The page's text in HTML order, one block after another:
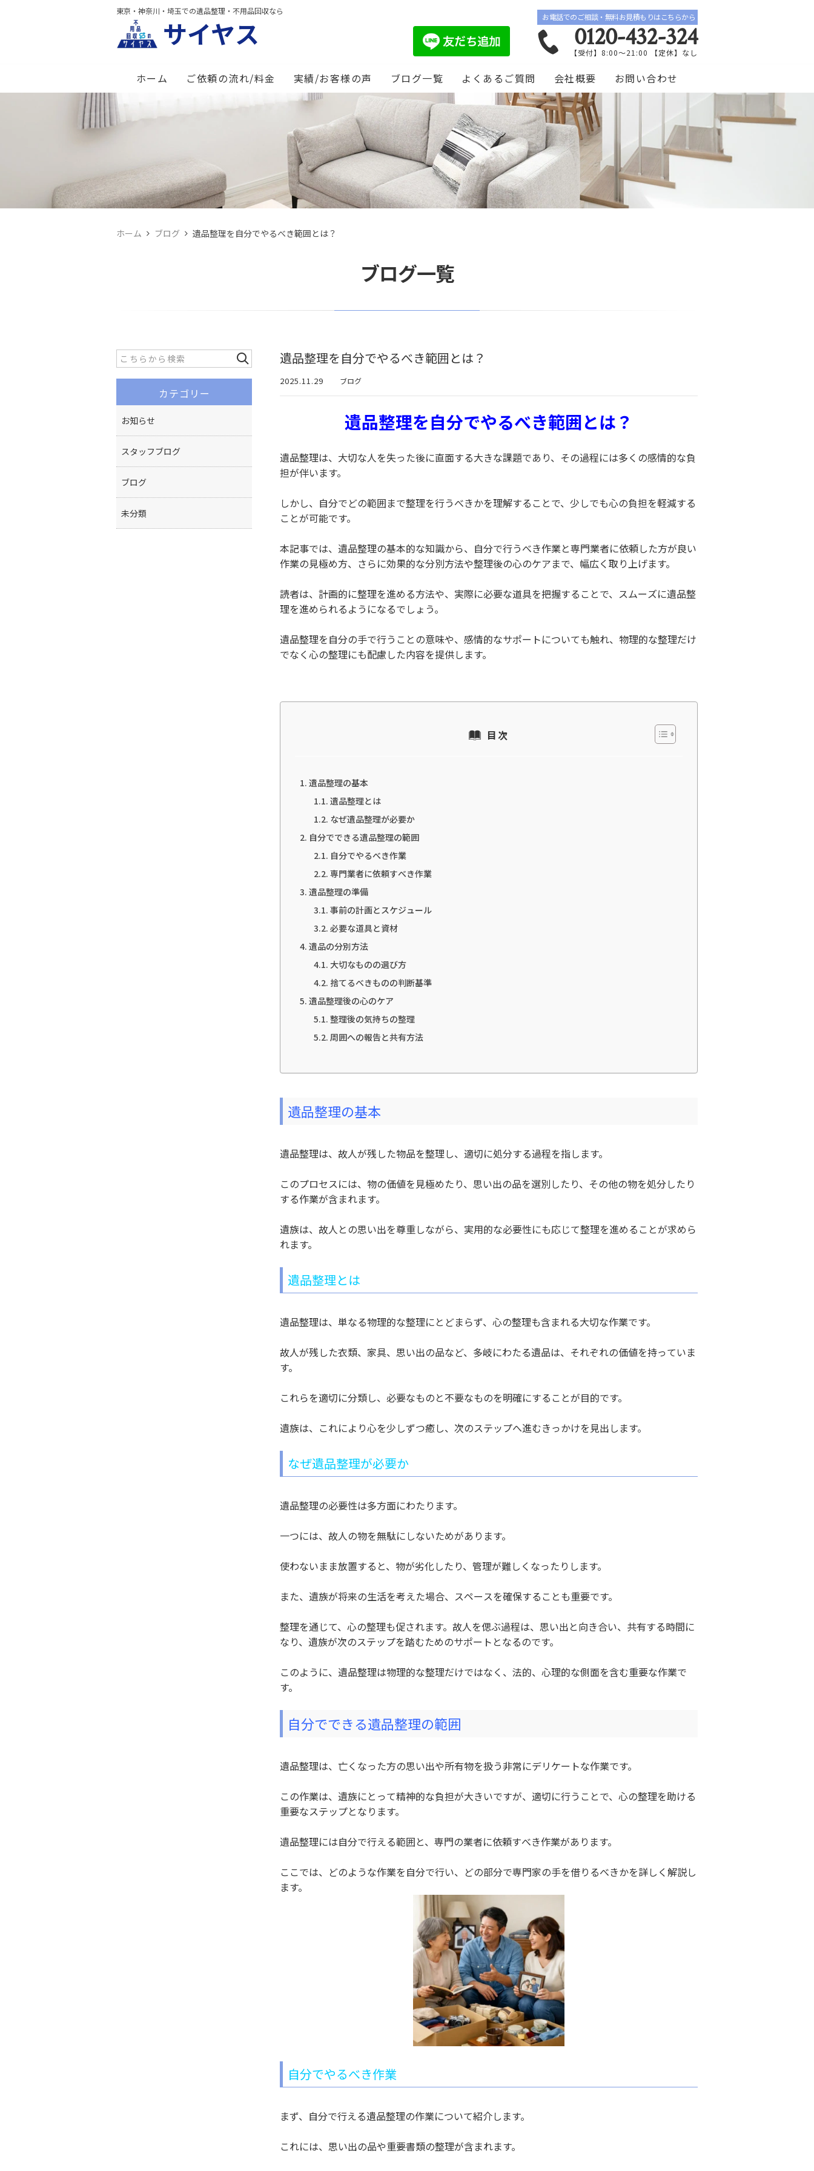
東京・神奈川・埼玉での遺品整理・不用品回収なら
サイヤス お電話でのご相談・無料お見積もりはこちらから
0120-432-324
【受付】8:00〜21:00 【定休】なし
ホーム ご依頼の流れ/料金 実績/お客様の声 ブログ一覧 よくあるご質問 会社概要 お問い合わせ
ホーム ブログ 遺品整理を自分でやるべき範囲とは？
ブログ一覧
遺品整理を自分でやるべき範囲とは？
2025.11.29 ブログ
遺品整理を自分でやるべき範囲とは？
遺品整理は、大切な人を失った後に直面する大きな課題であり、その過程には多くの感情的な負
担が伴います。
しかし、自分でどの範囲まで整理を行うべきかを理解することで、少しでも心の負担を軽減する
ことが可能です。
本記事では、遺品整理の基本的な知識から、自分で行うべき作業と専門業者に依頼した方が良い
作業の見極め方、さらに効果的な分別方法や整理後の心のケアまで、幅広く取り上げます。
読者は、計画的に整理を進める方法や、実際に必要な道具を把握することで、スムーズに遺品整
理を進められるようになるでしょう。
遺品整理を自分の手で行うことの意味や、感情的なサポートについても触れ、物理的な整理だけ
でなく心の整理にも配慮した内容を提供します。
目次
遺品整理の基本
遺品整理とは
なぜ遺品整理が必要か
自分でできる遺品整理の範囲
自分でやるべき作業
専門業者に依頼すべき作業
遺品整理の準備
事前の計画とスケジュール
必要な道具と資材
遺品の分別方法
大切なものの選び方
捨てるべきものの判断基準
遺品整理後の心のケア
整理後の気持ちの整理
周囲への報告と共有方法
遺品整理の基本
遺品整理は、故人が残した物品を整理し、適切に処分する過程を指します。
このプロセスには、物の価値を見極めたり、思い出の品を選別したり、その他の物を処分したり
する作業が含まれます。
遺族は、故人との思い出を尊重しながら、実用的な必要性にも応じて整理を進めることが求めら
れます。
遺品整理とは
遺品整理は、単なる物理的な整理にとどまらず、心の整理も含まれる大切な作業です。
故人が残した衣類、家具、思い出の品など、多岐にわたる遺品は、それぞれの価値を持っていま
す。
これらを適切に分類し、必要なものと不要なものを明確にすることが目的です。
遺族は、これにより心を少しずつ癒し、次のステップへ進むきっかけを見出します。
なぜ遺品整理が必要か
遺品整理の必要性は多方面にわたります。
一つには、故人の物を無駄にしないためがあります。
使わないまま放置すると、物が劣化したり、管理が難しくなったりします。
また、遺族が将来の生活を考えた場合、スペースを確保することも重要です。
整理を通じて、心の整理も促されます。故人を偲ぶ過程は、思い出と向き合い、共有する時間に
なり、遺族が次のステップを踏むためのサポートとなるのです。
このように、遺品整理は物理的な整理だけではなく、法的、心理的な側面を含む重要な作業で
す。
自分でできる遺品整理の範囲
遺品整理は、亡くなった方の思い出や所有物を扱う非常にデリケートな作業です。
この作業は、遺族にとって精神的な負担が大きいですが、適切に行うことで、心の整理を助ける
重要なステップとなります。
遺品整理には自分で行える範囲と、専門の業者に依頼すべき作業があります。
ここでは、どのような作業を自分で行い、どの部分で専門家の手を借りるべきかを詳しく解説し
ます。
自分でやるべき作業
まず、自分で行える遺品整理の作業について紹介します。
これには、思い出の品や重要書類の整理が含まれます。
カテゴリー
お知らせ
スタッフブログ
ブログ
未分類